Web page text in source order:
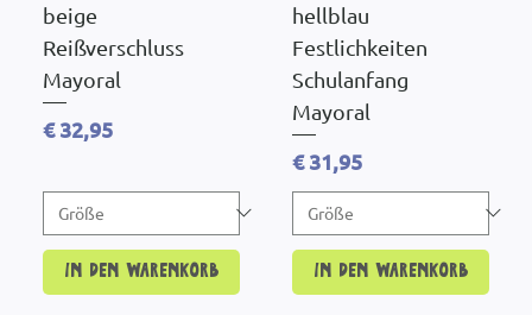
beige
Reißverschluss
Mayoral
Preis
€ 32,95
In den Warenkorb
hellblau
Festlichkeiten
Schulanfang
Mayoral
Preis
€ 31,95
In den Warenkorb